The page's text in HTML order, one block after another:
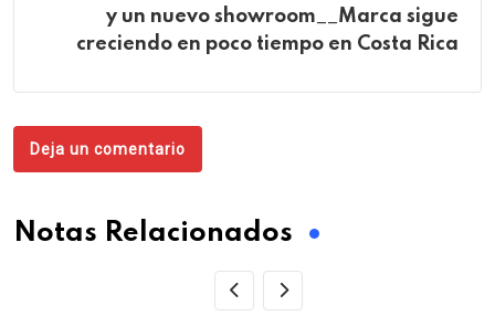
y un nuevo showroom__Marca sigue
creciendo en poco tiempo en Costa Rica
Deja un comentario
Notas Relacionados